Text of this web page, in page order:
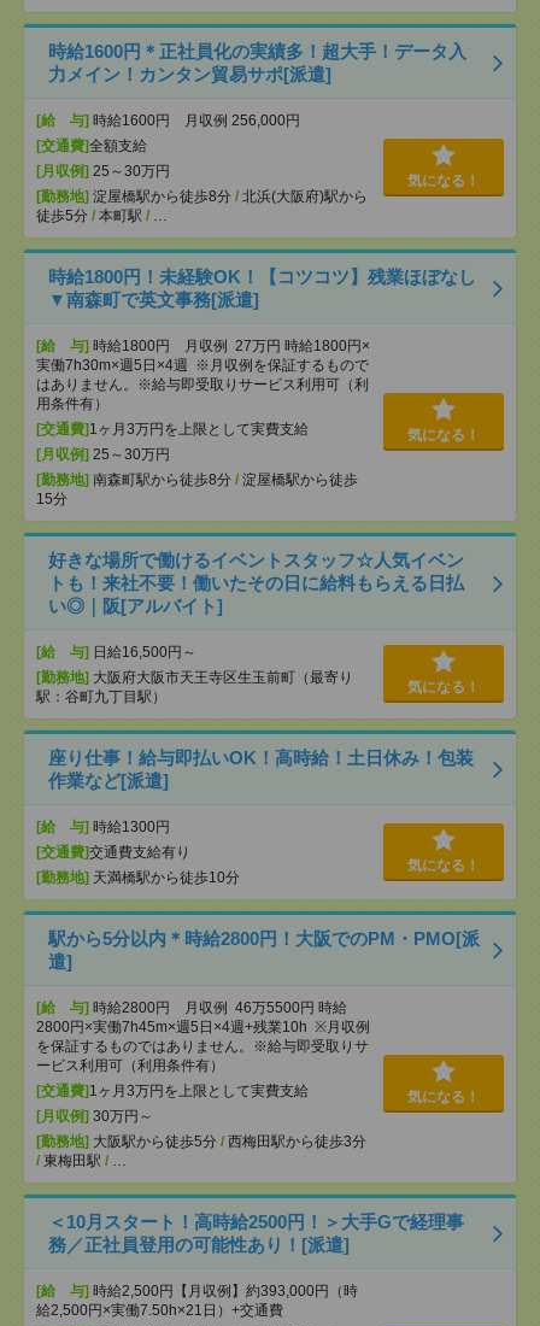
時給1600円＊正社員化の実績多！超大手！データ入
力メイン！カンタン貿易サポ[派遣]
[給 与] 時給1600円 月収例 256,000円
[交通費]全額支給
[月収例] 25～30万円
[勤務地] 淀屋橋駅から徒歩8分 / 北浜(大阪府)駅から
徒歩5分 / 本町駅 / …
気になる！
時給1800円！未経験OK！【コツコツ】残業ほぼなし
▼南森町で英文事務[派遣]
[給 与] 時給1800円 月収例 27万円 時給1800円×
実働7h30m×週5日×4週 ※月収例を保証するもので
はありません。※給与即受取りサービス利用可（利
用条件有）
[交通費] 1ヶ月3万円を上限として実費支給
[月収例] 25～30万円
[勤務地] 南森町駅から徒歩8分 / 淀屋橋駅から徒歩
15分
気になる！
好きな場所で働けるイベントスタッフ☆人気イベン
トも！来社不要！働いたその日に給料もらえる日払
い◎｜阪[アルバイト]
[給 与] 日給16,500円～
[勤務地] 大阪府大阪市天王寺区生玉前町（最寄り
駅：谷町九丁目駅）
気になる！
座り仕事！給与即払いOK！高時給！土日休み！包装
作業など[派遣]
[給 与] 時給1300円
[交通費]交通費支給有り
[勤務地] 天満橋駅から徒歩10分
気になる！
駅から5分以内＊時給2800円！大阪でのPM・PMO[派
遣]
[給 与] 時給2800円 月収例 46万5500円 時給
2800円×実働7h45m×週5日×4週+残業10h ※月収例
を保証するものではありません。※給与即受取りサ
ービス利用可（利用条件有）
[交通費] 1ヶ月3万円を上限として実費支給
[月収例] 30万円～
[勤務地] 大阪駅から徒歩5分 / 西梅田駅から徒歩3分
/ 東梅田駅 / …
気になる！
＜10月スタート！高時給2500円！＞大手Gで経理事
務／正社員登用の可能性あり！[派遣]
[給 与] 時給2,500円【月収例】約393,000円（時
給2,500円×実働7.50h×21日）+交通費